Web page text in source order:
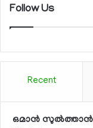
Follow Us
Recent
ഒമാന്‍ സുല്‍ത്താന്‍